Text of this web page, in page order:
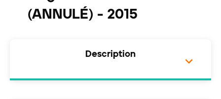
(ANNULÉ) - 2015
Description